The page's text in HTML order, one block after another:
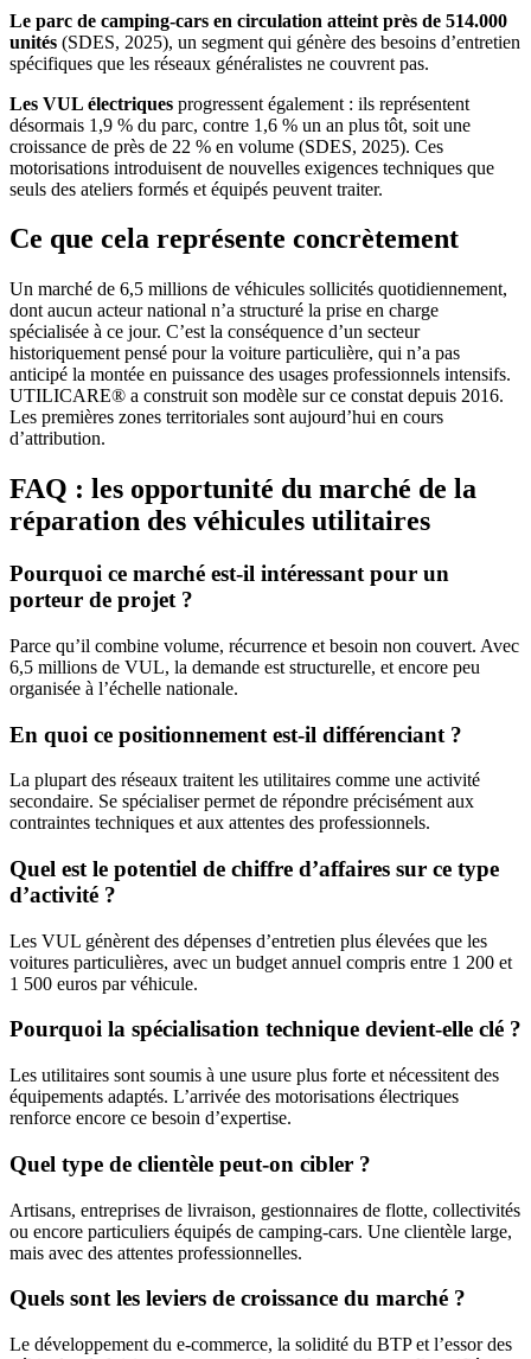
Le parc de camping-cars en circulation atteint près de 514.000
unités (SDES, 2025), un segment qui génère des besoins d’entretien
spécifiques que les réseaux généralistes ne couvrent pas.
Les VUL électriques progressent également : ils représentent
désormais 1,9 % du parc, contre 1,6 % un an plus tôt, soit une
croissance de près de 22 % en volume (SDES, 2025). Ces
motorisations introduisent de nouvelles exigences techniques que
seuls des ateliers formés et équipés peuvent traiter.
Ce que cela représente concrètement
Un marché de 6,5 millions de véhicules sollicités quotidiennement,
dont aucun acteur national n’a structuré la prise en charge
spécialisée à ce jour. C’est la conséquence d’un secteur
historiquement pensé pour la voiture particulière, qui n’a pas
anticipé la montée en puissance des usages professionnels intensifs.
UTILICARE® a construit son modèle sur ce constat depuis 2016.
Les premières zones territoriales sont aujourd’hui en cours
d’attribution.
FAQ : les opportunité du marché de la
réparation des véhicules utilitaires
Pourquoi ce marché est-il intéressant pour un
porteur de projet ?
Parce qu’il combine volume, récurrence et besoin non couvert. Avec
6,5 millions de VUL, la demande est structurelle, et encore peu
organisée à l’échelle nationale.
En quoi ce positionnement est-il différenciant ?
La plupart des réseaux traitent les utilitaires comme une activité
secondaire. Se spécialiser permet de répondre précisément aux
contraintes techniques et aux attentes des professionnels.
Quel est le potentiel de chiffre d’affaires sur ce type
d’activité ?
Les VUL génèrent des dépenses d’entretien plus élevées que les
voitures particulières, avec un budget annuel compris entre 1 200 et
1 500 euros par véhicule.
Pourquoi la spécialisation technique devient-elle clé ?
Les utilitaires sont soumis à une usure plus forte et nécessitent des
équipements adaptés. L’arrivée des motorisations électriques
renforce encore ce besoin d’expertise.
Quel type de clientèle peut-on cibler ?
Artisans, entreprises de livraison, gestionnaires de flotte, collectivités
ou encore particuliers équipés de camping-cars. Une clientèle large,
mais avec des attentes professionnelles.
Quels sont les leviers de croissance du marché ?
Le développement du e-commerce, la solidité du BTP et l’essor des